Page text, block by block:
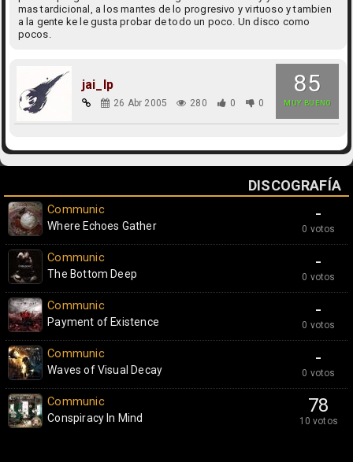
mas tardicional, a los mantes de lo progresivo y virtuoso y tambien
a la gente ke le gusta probar de todo un poco. Un disco como
pocos.
85
MUY BUENO
jai_lp
26 Abr 2005 280 0 0
DISCOGRAFÍA
-
0 votos
Communic
Where Echoes Gather
-
0 votos
Communic
The Bottom Deep
-
0 votos
Communic
Payment of Existence
-
0 votos
Communic
Waves of Visual Decay
78
10 votos
Communic
Conspiracy In Mind